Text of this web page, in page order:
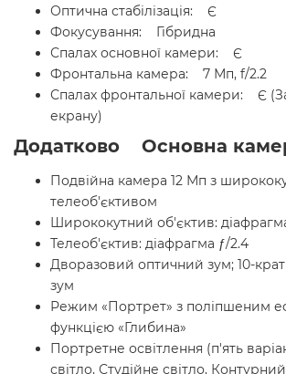
Оптична стабілізація: Є
Фокусування: Гібридна
Спалах основної камери: Є
Фронтальна камера: 7 Мп, f/2.2
Спалах фронтальної камери: Є
екрану)
Додатково Основна
Подвійна камера 12 Мп з
телеоб'єктивом
Ширококутний об'єктив:
Телеоб'єктив: діафрагма ƒ/2.4
Дворазовий оптичний зум; 10-
зум
Режим «Портрет» з поліпшеним
функцією «Глибина»
Портретне освітлення (п'ять
світло, Студійне світло,